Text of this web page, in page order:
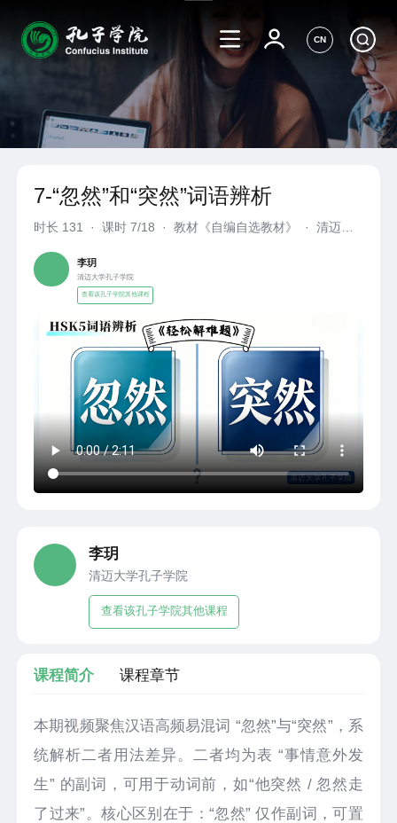
CN
7-“忽然”和“突然”词语辨析
时长 131 · 课时 7/18 · 教材《自编自选教材》 ·
清迈大
李玥
清迈大学孔子学院
查看该孔子学院其他课程
李玥
清迈大学孔子学院
查看该孔子学院其他课程
课程简介 课程章节
本期视频聚焦汉语高频易混词 “忽然”与“突然”，系
统解析二者用法差异。二者均为表 “事情意外发
生” 的副词，可用于动词前，如“他突然 / 忽然走
了过来”。核心区别在于：“忽然” 仅作副词，可置